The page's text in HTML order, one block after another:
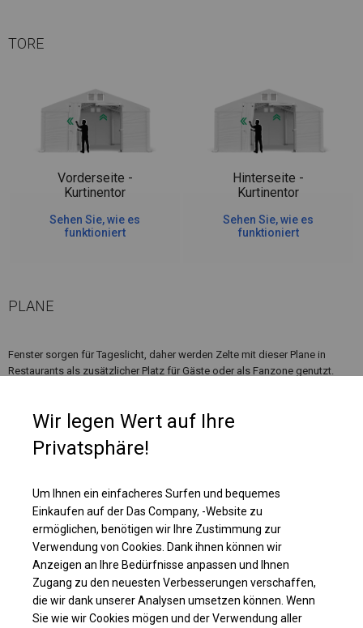
TORE
Vorderseite -
Kurtinentor
Sehen Sie, wie es
funktioniert
Hinterseite -
Kurtinentor
Sehen Sie, wie es
funktioniert
PLANE
Fenster sorgen für Tageslicht, daher werden Zelte mit dieser Plane in
Restaurants als zusätzlicher Platz für Gäste oder als Fanzone genutzt.
Dach sehr große, vollständig transparente Fenster, dank denen das
Sonnenlicht das Zelt vollständig beleuchtet.
Einzelheiten ansehen
KONSTRUKTION
Wir legen Wert auf Ihre
Privatsphäre!
Um Ihnen ein einfacheres Surfen und bequemes
Einkaufen auf der Das Company, -Website zu
ermöglichen, benötigen wir Ihre Zustimmung zur
Verwendung von Cookies. Dank ihnen können wir
Anzeigen an Ihre Bedürfnisse anpassen und Ihnen
Zugang zu den neuesten Verbesserungen verschaffen,
die wir dank unserer Analysen umsetzen können. Wenn
Sie wie wir Cookies mögen und der Verwendung aller